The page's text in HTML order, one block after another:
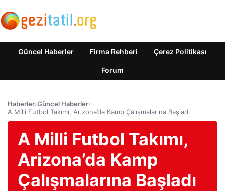
Güncel Haberler Firma Rehberi Çerez Politikası
Forum
Haberler›Güncel Haberler›
A Milli Futbol Takımı, Arizona’da Kamp Çalışmalarına Başladı
A Milli Futbol Takımı,
Arizona’da Kamp
Çalışmalarına Başladı